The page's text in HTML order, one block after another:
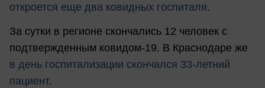
откроется еще два ковидных госпиталя.
За сутки в регионе скончались 12 человек с
подтвержденным ковидом-19. В Краснодаре же
в день госпитализации скончался 33-летний
пациент.